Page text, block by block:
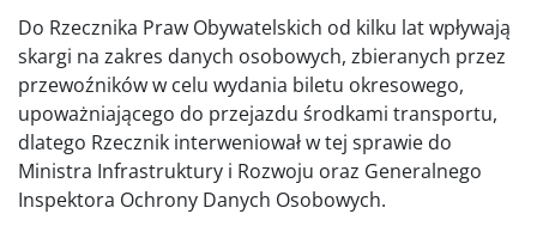
Do Rzecznika Praw Obywatelskich od kilku lat wpływają
skargi na zakres danych osobowych, zbieranych przez
przewoźników w celu wydania biletu okresowego,
upoważniającego do przejazdu środkami transportu,
dlatego Rzecznik interweniował w tej sprawie do
Ministra Infrastruktury i Rozwoju oraz Generalnego
Inspektora Ochrony Danych Osobowych.